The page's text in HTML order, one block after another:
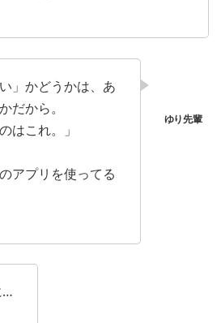
」かどうかは、あ
だから。
はこれ。」
アプリを使ってる
…